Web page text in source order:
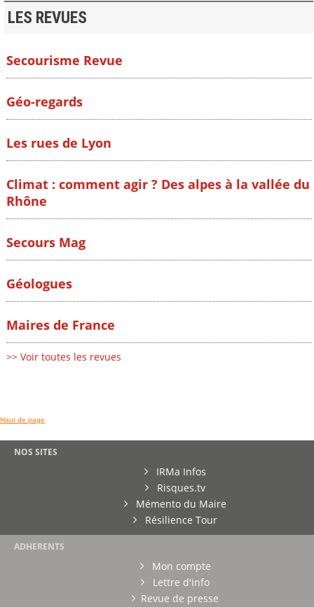
LES REVUES
Secourisme Revue
Géo-regards
Les rues de Lyon
Climat : comment agir ? Des alpes à la vallée du
Rhône
Secours Mag
Géologues
Maires de France
>> Voir toutes les revues
Haut de page
NOS SITES
IRMa Infos
Risques.tv
Mémento du Maire
Résilience Tour
ADHERENTS
Mon compte
Lettre d'info
Revue de presse